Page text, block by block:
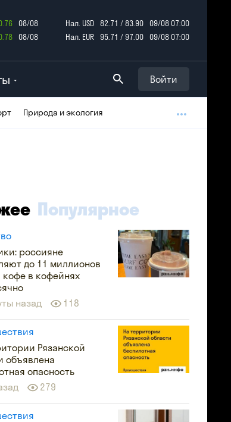
08/08
08/08
Нал. USD 82.71 / 83.90
09/08 07:00
Нал. EUR
95.71 / 97.00 09/08 07:00
Войти
Природа и экология
Популярное
россияне
до 11 миллионов
в кофейнях
назад
118
Рязанской
объявлена
опасность
279